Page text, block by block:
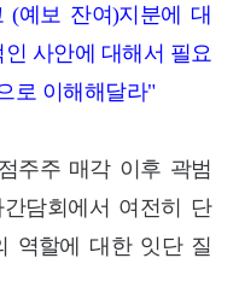
(예보 잔여)지분에 대
사안에 대해서 필요
로 이해해달라"
주주 매각 이후 곽범
담회에서 여전히 단
역할에 대한 잇단 질